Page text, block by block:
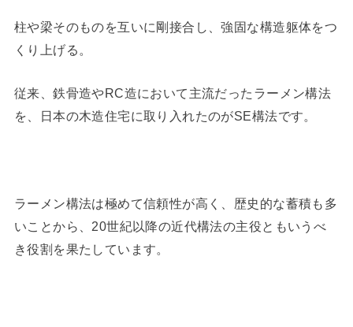
柱や梁そのものを互いに剛接合し、強固な構造躯体をつ
くり上げる。
従来、鉄骨造やRC造において主流だったラーメン構法
を、日本の木造住宅に取り入れたのがSE構法です。
ラーメン構法は極めて信頼性が高く、歴史的な蓄積も多
いことから、20世紀以降の近代構法の主役ともいうべ
き役割を果たしています。